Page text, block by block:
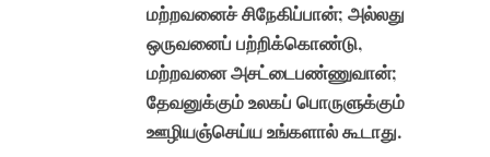
மற்றவனைச் சிநேகிப்பான்; அல்லது
ஒருவனைப் பற்றிக்கொண்டு,
மற்றவனை அசட்டைபண்ணுவான்;
தேவனுக்கும் உலகப் பொருளுக்கும்
ஊழியஞ்செய்ய உங்களால் கூடாது.